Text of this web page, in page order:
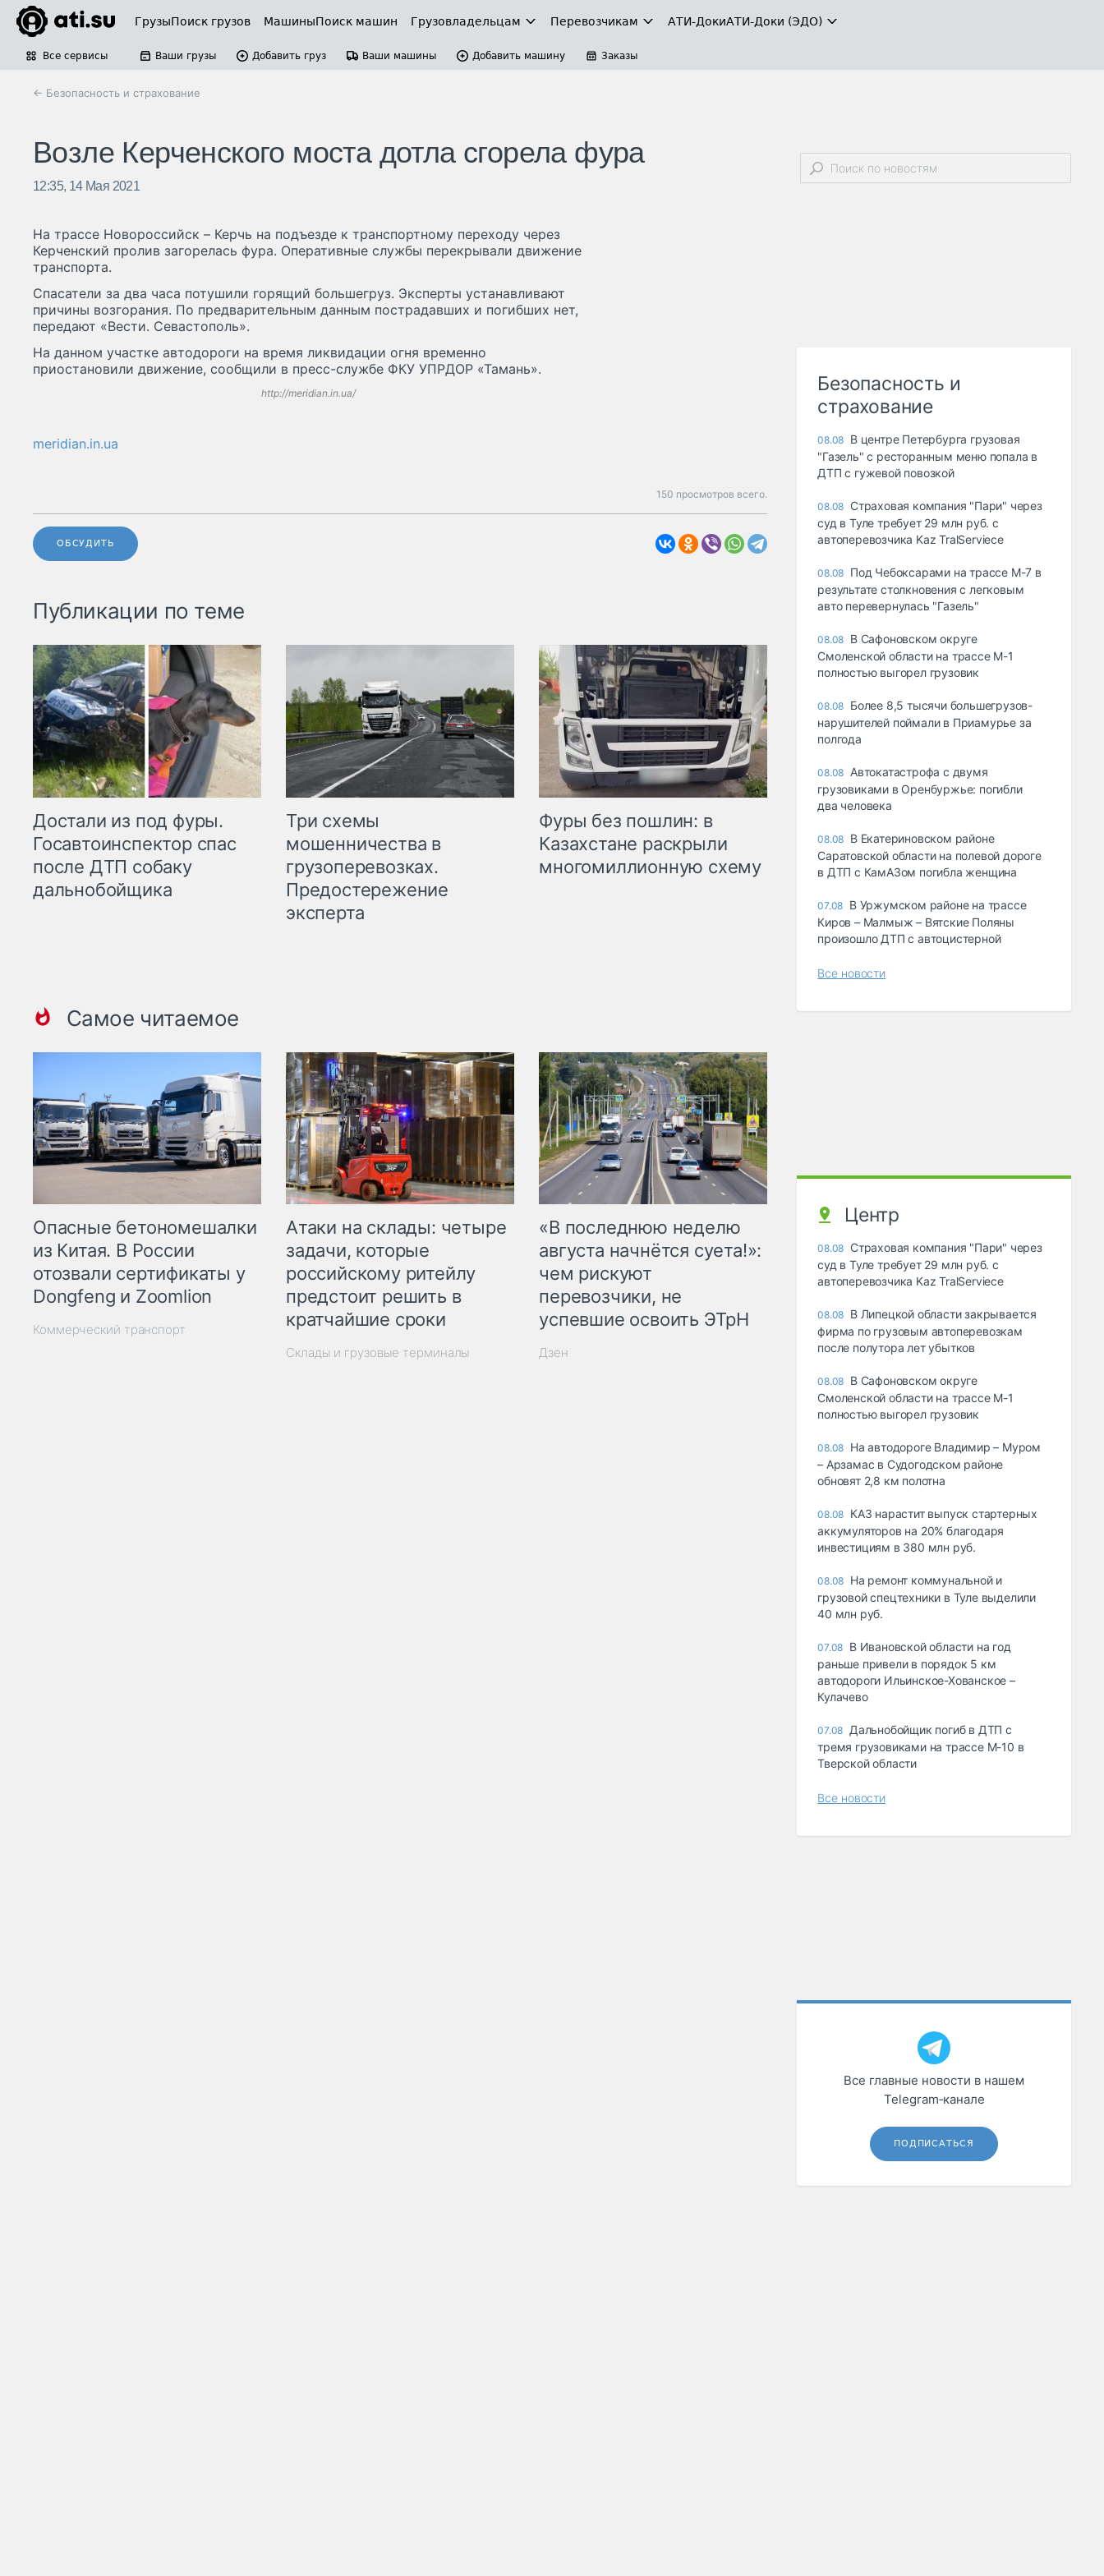
ГрузыПоиск грузов МашиныПоиск машин Грузовладельцам Перевозчикам АТИ-ДокиАТИ-Доки (ЭДО)
Все сервисы Ваши грузы Добавить груз Ваши машины Добавить машину Заказы
← Безопасность и страхование
Возле Керченского моста дотла сгорела фура
12:35, 14 Мая 2021
На трассе Новороссийск – Керчь на подъезде к транспортному переходу через
Керченский пролив загорелась фура. Оперативные службы перекрывали движение
транспорта.
Спасатели за два часа потушили горящий большегруз. Эксперты устанавливают
причины возгорания. По предварительным данным пострадавших и погибших нет,
передают «Вести. Севастополь».
На данном участке автодороги на время ликвидации огня временно
приостановили движение, сообщили в пресс-службе ФКУ УПРДОР «Тамань».
http://meridian.in.ua/
meridian.in.ua
150 просмотров всего.
ОБСУДИТЬ
Публикации по теме
Достали из под фуры.
Госавтоинспектор спас
после ДТП собаку
дальнобойщика
Три схемы
мошенничества в
грузоперевозках.
Предостережение
эксперта
Фуры без пошлин: в
Казахстане раскрыли
многомиллионную схему
Самое читаемое
Опасные бетономешалки
из Китая. В России
отозвали сертификаты у
Dongfeng и Zoomlion
Коммерческий транспорт
Атаки на склады: четыре
задачи, которые
российскому ритейлу
предстоит решить в
кратчайшие сроки
Склады и грузовые терминалы
«В последнюю неделю
августа начнётся суета!»:
чем рискуют
перевозчики, не
успевшие освоить ЭТрН
Дзен
Безопасность и
страхование
08.08 В центре Петербурга грузовая
"Газель" с ресторанным меню попала в
ДТП с гужевой повозкой
08.08 Страховая компания "Пари" через
суд в Туле требует 29 млн руб. с
автоперевозчика Kaz TralServiece
08.08 Под Чебоксарами на трассе М-7 в
результате столкновения с легковым
авто перевернулась "Газель"
08.08 В Сафоновском округе
Смоленской области на трассе М-1
полностью выгорел грузовик
08.08 Более 8,5 тысячи большегрузов-
нарушителей поймали в Приамурье за
полгода
08.08 Автокатастрофа с двумя
грузовиками в Оренбуржье: погибли
два человека
08.08 В Екатериновском районе
Саратовской области на полевой дороге
в ДТП с КамАЗом погибла женщина
07.08 В Уржумском районе на трассе
Киров – Малмыж – Вятские Поляны
произошло ДТП с автоцистерной
Все новости
Центр
08.08 Страховая компания "Пари" через
суд в Туле требует 29 млн руб. с
автоперевозчика Kaz TralServiece
08.08 В Липецкой области закрывается
фирма по грузовым автоперевозкам
после полутора лет убытков
08.08 В Сафоновском округе
Смоленской области на трассе М-1
полностью выгорел грузовик
08.08 На автодороге Владимир – Муром
– Арзамас в Судогодском районе
обновят 2,8 км полотна
08.08 КАЗ нарастит выпуск стартерных
аккумуляторов на 20% благодаря
инвестициям в 380 млн руб.
08.08 На ремонт коммунальной и
грузовой спецтехники в Туле выделили
40 млн руб.
07.08 В Ивановской области на год
раньше привели в порядок 5 км
автодороги Ильинское-Хованское –
Кулачево
07.08 Дальнобойщик погиб в ДТП с
тремя грузовиками на трассе М-10 в
Тверской области
Все новости
Все главные новости в нашем
Telegram‑канале
ПОДПИСАТЬСЯ